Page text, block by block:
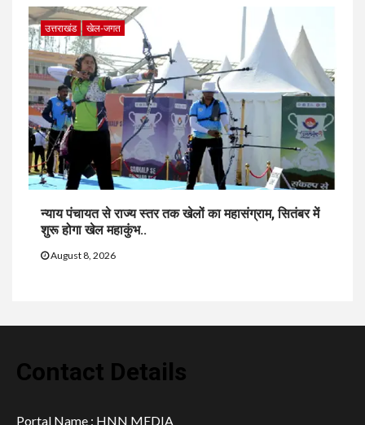
उत्तराखंड खेल-जगत
न्याय पंचायत से राज्य स्तर तक खेलों का महासंग्राम, सितंबर में
शुरू होगा खेल महाकुंभ..
August 8, 2026
Contact Details
Portal Name : HNN MEDIA